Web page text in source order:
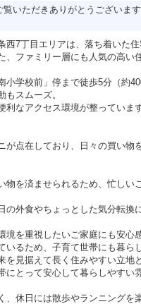
いただきありがとうございま
西7丁目エリアは、落ち着いた
、ファミリー層にも人気の高い
小学校前」停まで徒歩5分（約
もスムーズ。
なアクセス環境が整っていま
点在しており、日々の買い物
を済ませられるため、忙しい
外食やちょっとした気分転換
を重視したいご家庭にも安心
るため、子育て世帯にも暮ら
見据えて長く住みやすい立地
とって安心して暮らしやすい
休日には散歩やランニングを